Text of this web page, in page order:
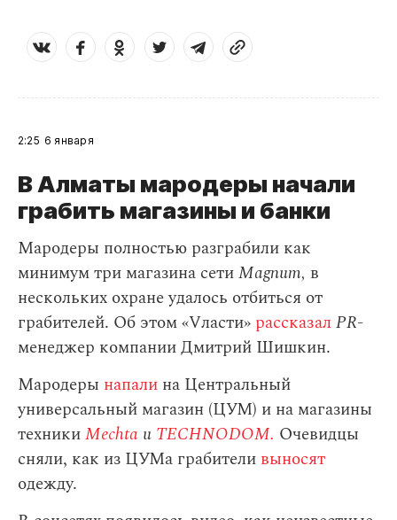
2:25 6 января
В Алматы мародеры начали
грабить магазины и банки
Мародеры полностью разграбили как
минимум три магазина сетиMagnum, в
нескольких охране удалось отбиться от
грабителей. Об этом «Vласти» рассказалPR-
менеджер компании Дмитрий Шишкин.
Мародеры напали на Центральный
универсальный магазин (ЦУМ) и на магазины
техникиMechta и TECHNODOM. Очевидцы
сняли, как из ЦУМа грабители выносят
одежду.